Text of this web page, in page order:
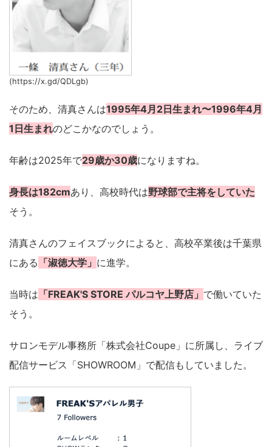
(https://x.gd/QDLgb)
そのため、清真さんは1995年4月2日生まれ〜1996年4月
1日生まれのどこかなのでしょう。
年齢は2025年で29歳か30歳になりますね。
身長は182cmあり、高校時代は野球部で主将をしていた
そう。
清真さんのフェイスブックによると、高校卒業後は千葉県
にある 「淑徳大学」 に進学。
当時は 「FREAK'S STORE パルコヤ上野店」 で働いていた
そう。
サロンモデル事務所「株式会社Coupe」に所属し、ライブ
配信サービス「SHOWROOM」で配信もしていました。